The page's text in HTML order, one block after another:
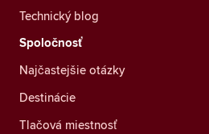
Technický blog
Spoločnosť
Najčastejšie otázky
Destinácie
Tlačová miestnosť